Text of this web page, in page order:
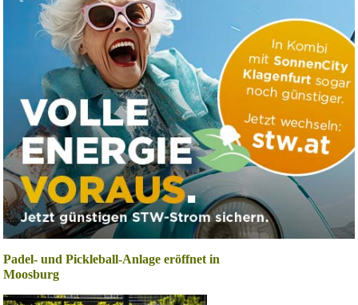
Padel- und Pickleball-Anlage eröffnet in
Moosburg